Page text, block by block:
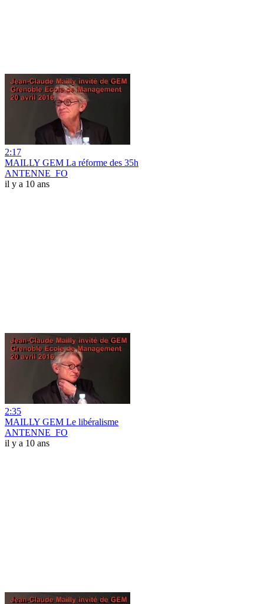
2:17
MAILLY GEM La réforme des 35h
ANTENNE_FO
il y a 10 ans
2:35
MAILLY GEM Le libéralisme
ANTENNE_FO
il y a 10 ans